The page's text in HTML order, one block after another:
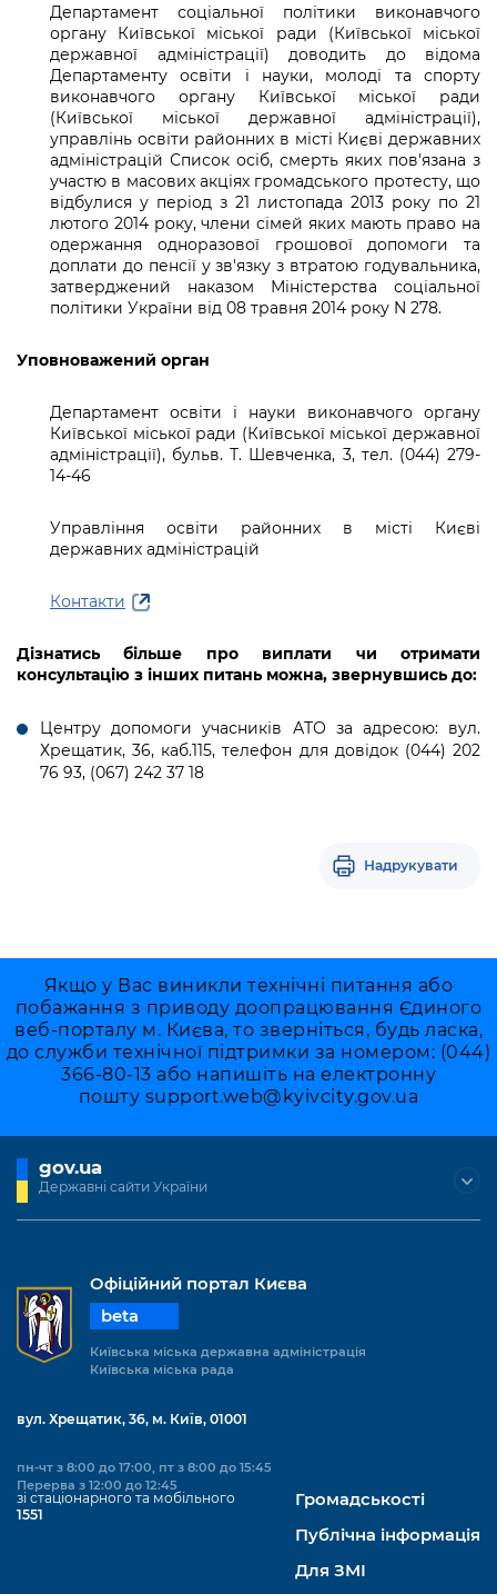
Департамент соціальної політики виконавчого
органу Київської міської ради (Київської міської
державної адміністрації) доводить до відома
Департаменту освіти і науки, молоді та спорту
виконавчого органу Київської міської ради
(Київської міської державної адміністрації),
управлінь освіти районних в місті Києві державних
адміністрацій Список осіб, смерть яких пов'язана з
участю в масових акціях громадського протесту, що
відбулися у період з 21 листопада 2013 року по 21
лютого 2014 року, члени сімей яких мають право на
одержання одноразової грошової допомоги та
доплати до пенсії у зв'язку з втратою годувальника,
затверджений наказом Міністерства соціальної
політики України від 08 травня 2014 року N 278.
Уповноважений орган
Департамент освіти і науки виконавчого органу
Київської міської ради (Київської міської державної
адміністрації), бульв. Т. Шевченка, 3, тел. (044) 279-
14-46
Управління освіти районних в місті Києві
державних адміністрацій
Контакти
Дізнатись більше про виплати чи отримати
консультацію з інших питань можна, звернувшись до:
Центру допомоги учасників АТО за адресою: вул.
Хрещатик, 36, каб.115, телефон для довідок (044) 202
76 93, (067) 242 37 18
Надрукувати
Якщо у Вас виникли технічні питання або
побажання з приводу доопрацювання Єдиного
веб-порталу м. Києва, то зверніться, будь ласка,
до служби технічної підтримки за номером: (044)
366-80-13 або напишіть на електронну
пошту support.web@kyivcity.gov.ua
gov.ua
Державні сайти України
Офіційний портал Києва
beta
Київська міська державна адміністрація
Київська міська рада
вул. Хрещатик, 36, м. Київ, 01001
пн-чт з 8:00 до 17:00, пт з 8:00 до 15:45
Перерва з 12:00 до 12:45
зі стаціонарного та мобільного
1551
Громадськості
Публічна інформація
Для ЗМІ